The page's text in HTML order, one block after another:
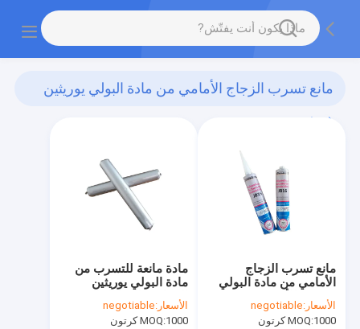
مانع تسرب الزجاج الأمامي من مادة البولي يوريثين
(19)
مادة مانعة للتسرب من
مادة البولي يوريثين
المقاومة للعوامل الجوية
الأسعار:negotiable
MOQ:1000 كرتون
مانع تسرب الزجاج
الأمامي من مادة البولي
يوريثين للأشعة فوق
البنفسجية
الأسعار:negotiable
MOQ:1000 كرتون